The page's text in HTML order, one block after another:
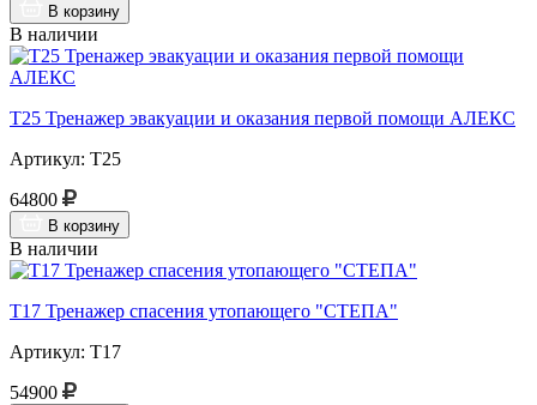
В корзину
В наличии
Т25 Тренажер эвакуации и оказания первой помощи АЛЕКС
Артикул: Т25
64800
В корзину
В наличии
Т17 Тренажер спасения утопающего "СТЕПА"
Артикул: Т17
54900